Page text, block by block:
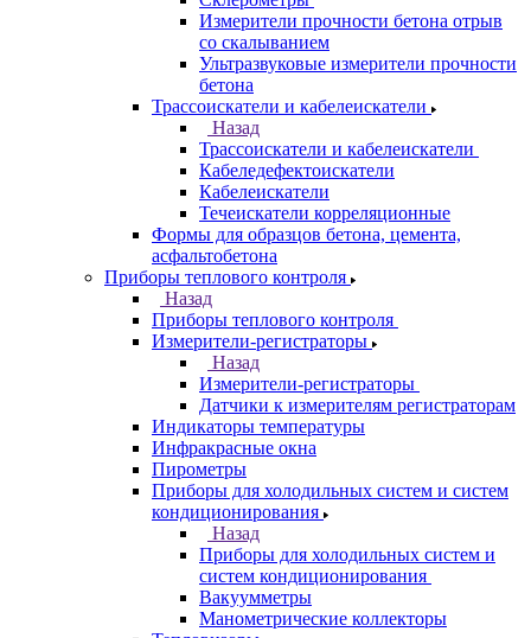
Измерители прочности бетона отрыв
со скалыванием
Ультразвуковые измерители прочности
бетона
Трассоискатели и кабелеискатели
Назад
Трассоискатели и кабелеискатели
Кабеледефектоискатели
Кабелеискатели
Течеискатели корреляционные
Формы для образцов бетона, цемента,
асфальтобетона
Приборы теплового контроля
Назад
Приборы теплового контроля
Измерители-регистраторы
Назад
Измерители-регистраторы
Датчики к измерителям регистраторам
Индикаторы температуры
Инфракрасные окна
Пирометры
Приборы для холодильных систем и систем
кондиционирования
Назад
Приборы для холодильных систем и
систем кондиционирования
Вакуумметры
Манометрические коллекторы